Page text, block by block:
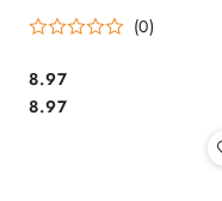
(0)
Cena:
8.97
Cena:
8.97